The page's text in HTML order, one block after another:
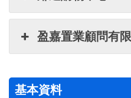
盈嘉置業顧問有
基本資料